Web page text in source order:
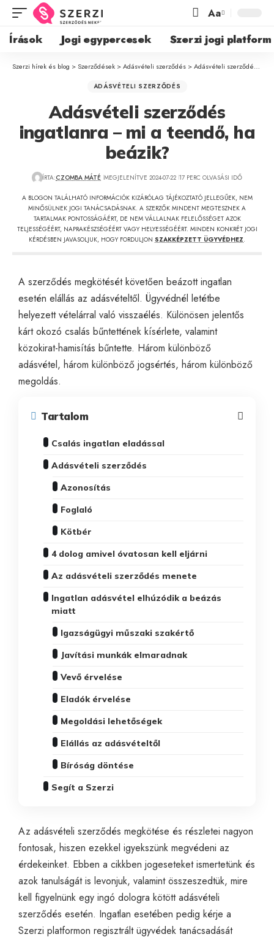
Aa
Írások Jogi egypercesek Szerzi jogi platform
Szerzi hírek és blog > Szerződések >Adásvételi szerződés >Adásvételi szerződés ingatlanra – mi a teendő, ha beázik?
ADÁSVÉTELI SZERZŐDÉS
Adásvételi szerződés
ingatlanra – mi a teendő, ha
beázik?
ÍRTA:CZOMBA MÁTÉ MEGJELENÍTVE 2024-07-22 17 PERC OLVASÁSI IDŐ
A BLOGON TALÁLHATÓ INFORMÁCIÓK KIZÁRÓLAG TÁJÉKOZTATÓ JELLEGŰEK, NEM
MINŐSÜLNEK JOGI TANÁCSADÁSNAK. A SZERZŐK MINDENT MEGTESZNEK A
TARTALMAK PONTOSSÁGÁÉRT, DE NEM VÁLLALNAK FELELŐSSÉGET AZOK
TELJESSÉGÉÉRT, NAPRAKÉSZSÉGÉÉRT VAGY HELYESSÉGÉÉRT. MINDEN KONKRÉT JOGI
KÉRDÉSBEN JAVASOLJUK, HOGY FORDULJON SZAKKÉPZETT ÜGYVÉDHEZ.
A szerződés megkötését követően beázott ingatlan
esetén elállás az adásvételtől. Ügyvédnél letétbe
helyezett vételárral való visszaélés. Különösen jelentős
kárt okozó csalás bűntettének kísérlete, valamint
közokirat-hamisítás bűntette. Három különböző
adásvétel, három különböző jogsértés, három különböző
megoldás.
Tartalom
Csalás ingatlan eladással
Adásvételi szerződés
Azonosítás
Foglaló
Kötbér
4 dolog amivel óvatosan kell eljárni
Az adásvételi szerződés menete
Ingatlan adásvétel elhúzódik a beázás
miatt
Igazságügyi műszaki szakértő
Javítási munkák elmaradnak
Vevő érvelése
Eladók érvelése
Megoldási lehetőségek
Elállás az adásvételtől
Bíróság döntése
Segít a Szerzi
Az adásvételi szerződés megkötése és részletei nagyon
fontosak, hiszen ezekkel igyekszünk megvédeni az
érdekeinket. Ebben a cikkben jogeseteket ismertetünk és
azok tanulságát is levonjuk, valamint összeszedtük, mire
kell figyelnünk egy ingó dologra kötöttadásvételi
szerződés esetén. Ingatlan esetében pedig kérje a
Szerzi platformon regisztrált ügyvédek tanácsadását